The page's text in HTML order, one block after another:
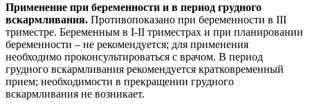
Применение при беременности и в период грудного
вскармливания. Противопоказано при беременности в III
триместре. Беременным в I-II триместрах и при планировании
беременности – не рекомендуется; для применения
необходимо проконсультироваться с врачом. В период
грудного вскармливания рекомендуется кратковременный
прием; необходимости в прекращении грудного
вскармливания не возникает.